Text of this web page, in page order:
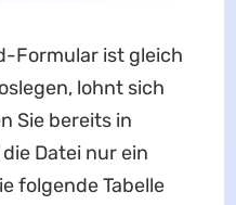
Formular ist gleich
lohnt sich
Sie bereits in
Datei nur ein
folgende Tabelle